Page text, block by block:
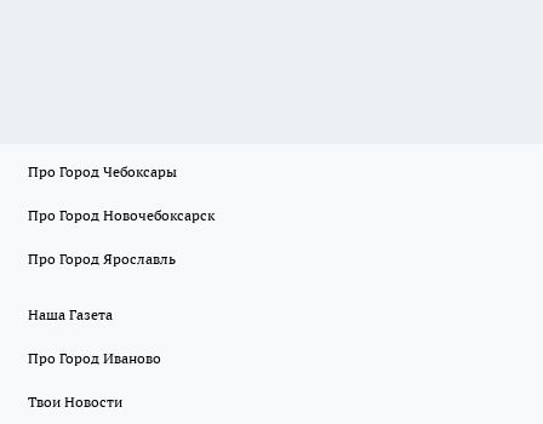
Про Город Чебоксары
Про Город Новочебоксарск
Про Город Ярославль
Наша Газета
Про Город Иваново
Твои Новости